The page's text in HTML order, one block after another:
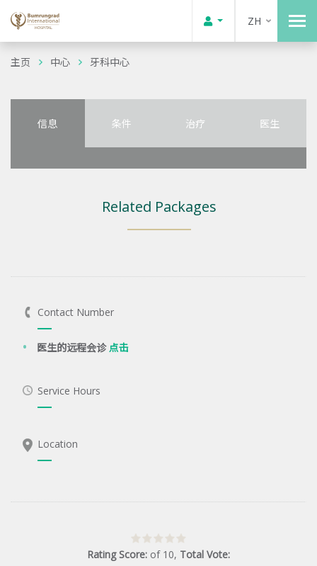
ZH
主页 中心 牙科中心
信息 条件 治疗 医生
Related Packages
Contact Number
医生的远程会诊点击
Service Hours
Location
Rating Score: of 10, Total Vote: